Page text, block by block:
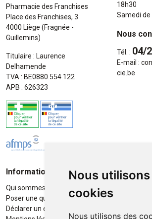
Nous
cookies
Nous utilisons des
Pharmacie des Franchises
Place des Franchises, 3
4000 Liège (Fragnée -
Guillemins)
Titulaire : Laurence
Delhamende
TVA : BE0880.554.122
APB : 626323
18h30
Samedi de
Nous
Tél. : 04/
E-mail :
cie.be
Informations
Qui sommes-nous ?
Poser une question
Déclarer un effet indésirable
Moyens